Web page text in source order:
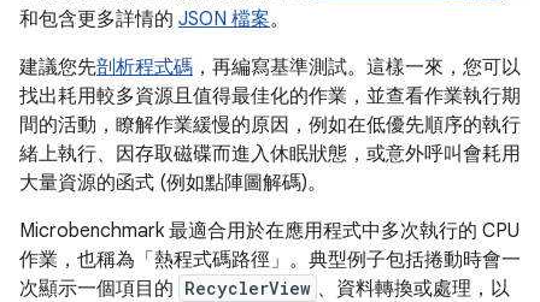
和包含更多詳情的 JSON 檔案。
建議您先剖析程式碼 ，再編寫基準測試。這樣一來，您可以
找出耗用較多資源且值得最佳化的作業，並查看作業執行期
間的活動，瞭解作業緩慢的原因，例如在低優先順序的執行
緒上執行、因存取磁碟而進入休眠狀態，或意外呼叫會耗用
大量資源的函式 (例如點陣圖解碼)。
Microbenchmark 最適合用於在應用程式中多次執行的 CPU
作業，也稱為「熱程式碼路徑」 。典型例子包括捲動時會一
次顯示一個項目的 RecyclerView 、資料轉換或處理，以